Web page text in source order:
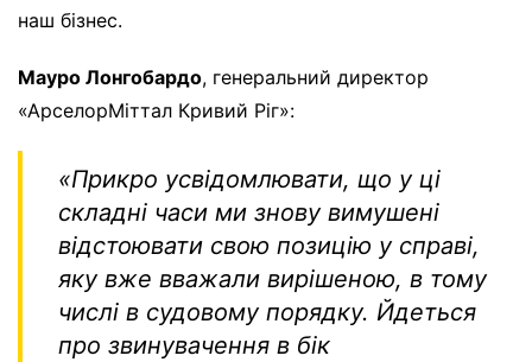
наш бізнес.
Мауро Лонгобардо, генеральний директор
«АрселорМіттал Кривий Ріг»:
«Прикро усвідомлювати, що у ці
складні часи ми знову вимушені
відстоювати свою позицію у справі,
яку вже вважали вирішеною, в тому
числі в судовому порядку. Йдеться
про звинувачення в бік